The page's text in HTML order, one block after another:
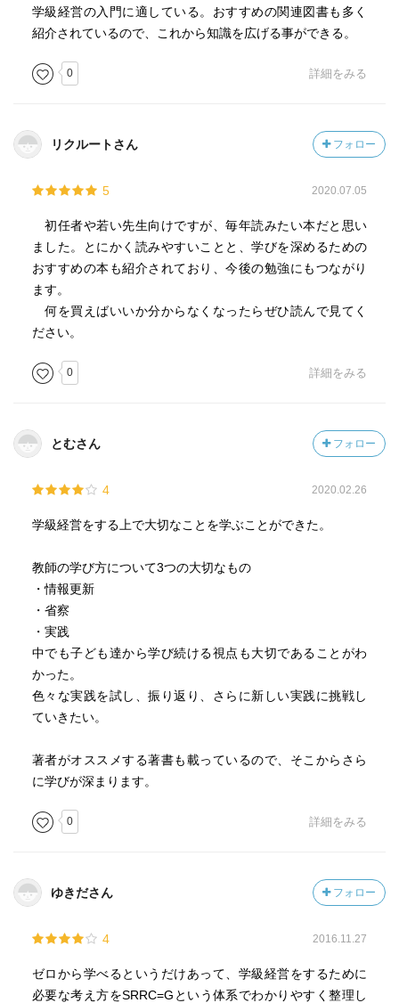
学級経営の入門に適している。おすすめの関連図書も多く
紹介されているので、これから知識を広げる事ができる。
0 詳細をみる
リクルートさん フォロー
5 2020.07.05
初任者や若い先生向けですが、毎年読みたい本だと思い
ました。とにかく読みやすいことと、学びを深めるための
おすすめの本も紹介されており、今後の勉強にもつながり
ます。
何を買えばいいか分からなくなったらぜひ読んで見てく
ださい。
0 詳細をみる
とむさん フォロー
4 2020.02.26
学級経営をする上で大切なことを学ぶことができた。
教師の学び方について3つの大切なもの
・情報更新
・省察
・実践
中でも子ども達から学び続ける視点も大切であることがわ
かった。
色々な実践を試し、振り返り、さらに新しい実践に挑戦し
ていきたい。
著者がオススメする著書も載っているので、そこからさら
に学びが深まります。
0 詳細をみる
ゆきださん フォロー
4 2016.11.27
ゼロから学べるというだけあって、学級経営をするために
必要な考え方をSRRC=Gという体系でわかりやすく整理し